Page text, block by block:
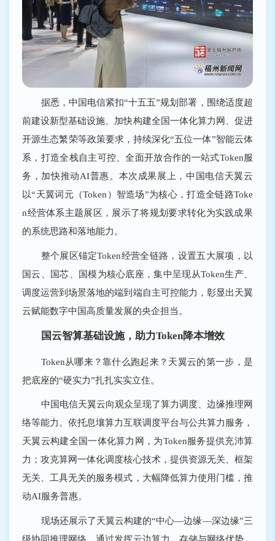
据悉，中国电信紧扣“十五五”规划部署，围绕适度超
前建设新型基础设施、加快构建全国一体化算力网、促进
开源生态繁荣等政策要求，持续深化“五位一体”智能云体
系，打造全栈自主可控、全面开放合作的一站式Token服
务，加快推动AI普惠。本次成果展上，中国电信天翼云
以“天翼词元（Token）智造场”为核心，打造全链路Toke
n经营体系主题展区，展示了将规划要求转化为实践成果
的系统思路和落地能力。
整个展区锚定Token经营全链路，设置五大展项，以
国云、国芯、国模为核心底座，集中呈现从Token生产、
调度运营到场景落地的端到端自主可控能力，彰显出天翼
云赋能数字中国高质量发展的央企担当。
国云智算基础设施，助力Token降本增效
Token从哪来？靠什么跑起来？天翼云的第一步，是
把底座的“硬实力”扎扎实实立住。
中国电信天翼云向观众呈现了算力调度、边缘推理网
络等能力。依托息壤算力互联调度平台与公共算力服务，
天翼云构建全国一体化算力网，为Token服务提供充沛算
力；攻克算网一体化调度核心技术，提供资源无关、框架
无关、工具无关的服务模式，大幅降低算力使用门槛，推
动AI服务普惠。
现场还展示了天翼云构建的“中心―边缘―深边缘”三
级协同推理网络，通过发挥云边算力、存储与网络优势，